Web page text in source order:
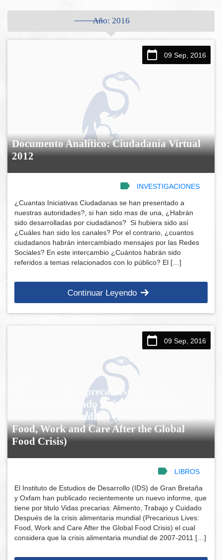
Año: 2016
09 Sep, 2016
Documento Analítico: Ciudadanía Virtual
2012
INVESTIGACIONES
¿Cuantas Iniciativas Ciudadanas se han presentado a
nuestras autoridades?, si han sido mas de una, ¿Habrán
sido desarrolladas por ciudadanos? Si hubiera sido así
¿Cuáles han sido los canales? Por el contrario, ¿cuantos
ciudadanos habrán intercambiado mensajes por las Redes
Sociales? En este intercambio ¿Cuántos habrán sido
referidos a temas relacionados con lo público? El […]
Continuar Leyendo
09 Sep, 2016
Informe:»Vidas precarias: Alimento,
Trabajo y Cuidado Después de la crisis
alimentaria mundial» (Precarious Lives:
Food, Work and Care After the Global
Food Crisis)
LIBROS
El Instituto de Estudios de Desarrollo (IDS) de Gran Bretaña
y Oxfam han publicado recientemente un nuevo informe, que
tiene por titulo Vidas precarias: Alimento, Trabajo y Cuidado
Después de la crisis alimentaria mundial (Precarious Lives:
Food, Work and Care After the Global Food Crisis) el cual
considera que la crisis alimentaria mundial de 2007-2011 […]